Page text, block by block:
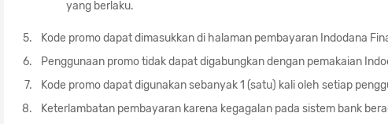
yang berlaku.
Kode promo dapat dimasukkan di halaman pembayaran Indodana
Penggunaan promo tidak dapat digabungkan dengan pemakaian
Kode promo dapat digunakan sebanyak 1 (satu) kali oleh setiap
Keterlambatan pembayaran karena kegagalan pada sistem bank